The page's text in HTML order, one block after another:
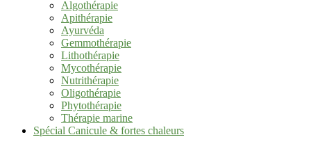
Algothérapie
Apithérapie
Ayurvéda
Gemmothérapie
Lithothérapie
Mycothérapie
Nutrithérapie
Oligothérapie
Phytothérapie
Thérapie marine
Spécial Canicule & fortes chaleurs